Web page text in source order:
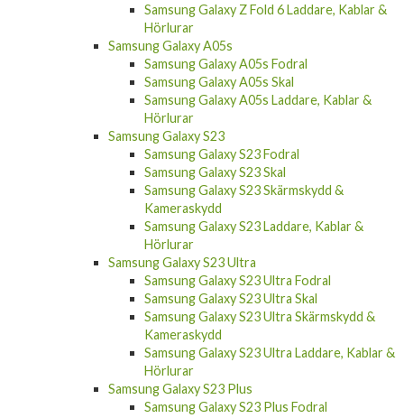
Samsung Galaxy Z Fold 6 Laddare, Kablar &
Hörlurar
Samsung Galaxy A05s
Samsung Galaxy A05s Fodral
Samsung Galaxy A05s Skal
Samsung Galaxy A05s Laddare, Kablar &
Hörlurar
Samsung Galaxy S23
Samsung Galaxy S23 Fodral
Samsung Galaxy S23 Skal
Samsung Galaxy S23 Skärmskydd &
Kameraskydd
Samsung Galaxy S23 Laddare, Kablar &
Hörlurar
Samsung Galaxy S23 Ultra
Samsung Galaxy S23 Ultra Fodral
Samsung Galaxy S23 Ultra Skal
Samsung Galaxy S23 Ultra Skärmskydd &
Kameraskydd
Samsung Galaxy S23 Ultra Laddare, Kablar &
Hörlurar
Samsung Galaxy S23 Plus
Samsung Galaxy S23 Plus Fodral